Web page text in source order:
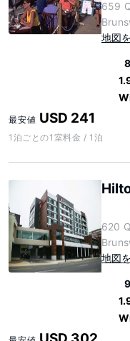
659
地図
最安値 USD 241
1泊ごとの1室料金 / 1泊
620
地図